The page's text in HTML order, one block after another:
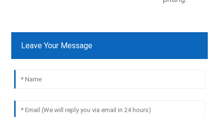
Leave Your Message